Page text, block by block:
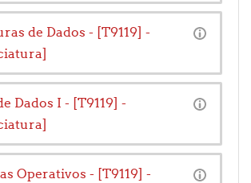
de Dados - [T9119] -
Dados I - [T9119] -
Operativos - [T9119] -